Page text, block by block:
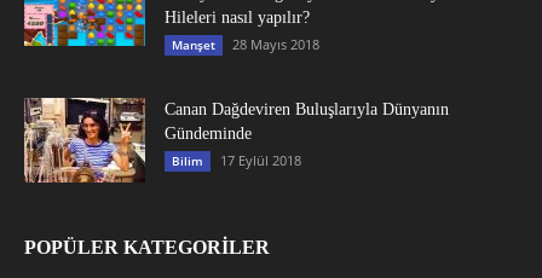
Hileleri nasıl yapılır?
Manşet 28 Mayıs 2018
Canan Dağdeviren Buluşlarıyla Dünyanın
Gündeminde
Bilim 17 Eylül 2018
POPÜLER KATEGORİLER